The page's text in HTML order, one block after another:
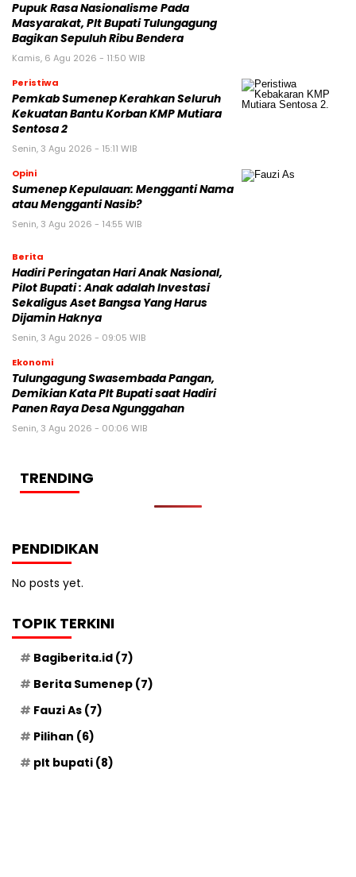
Pupuk Rasa Nasionalisme Pada
Masyarakat, Plt Bupati Tulungagung
Bagikan Sepuluh Ribu Bendera
Kamis, 6 Agu 2026 - 11:50 WIB
Peristiwa
Pemkab Sumenep Kerahkan Seluruh
Kekuatan Bantu Korban KMP Mutiara
Sentosa 2
Senin, 3 Agu 2026 - 15:11 WIB
Opini
Sumenep Kepulauan: Mengganti Nama
atau Mengganti Nasib?
Senin, 3 Agu 2026 - 14:55 WIB
Berita
Hadiri Peringatan Hari Anak Nasional,
Pilot Bupati : Anak adalah Investasi
Sekaligus Aset Bangsa Yang Harus
Dijamin Haknya
Senin, 3 Agu 2026 - 09:05 WIB
Ekonomi
Tulungagung Swasembada Pangan,
Demikian Kata Plt Bupati saat Hadiri
Panen Raya Desa Ngunggahan
Senin, 3 Agu 2026 - 00:06 WIB
TRENDING
PENDIDIKAN
No posts yet.
TOPIK TERKINI
Bagiberita.id (7)
Berita Sumenep (7)
Fauzi As (7)
Pilihan (6)
plt bupati (8)